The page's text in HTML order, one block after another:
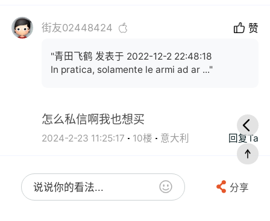
街友02448424 赞
"青田飞鹤 发表于 2022-12-2 22:48:18
In pratica, solamente le armi ad ar ..."
怎么私信啊我也想买
2024-2-23 11:25:17 10楼 意大利 回复Ta
说说你的看法... 分享